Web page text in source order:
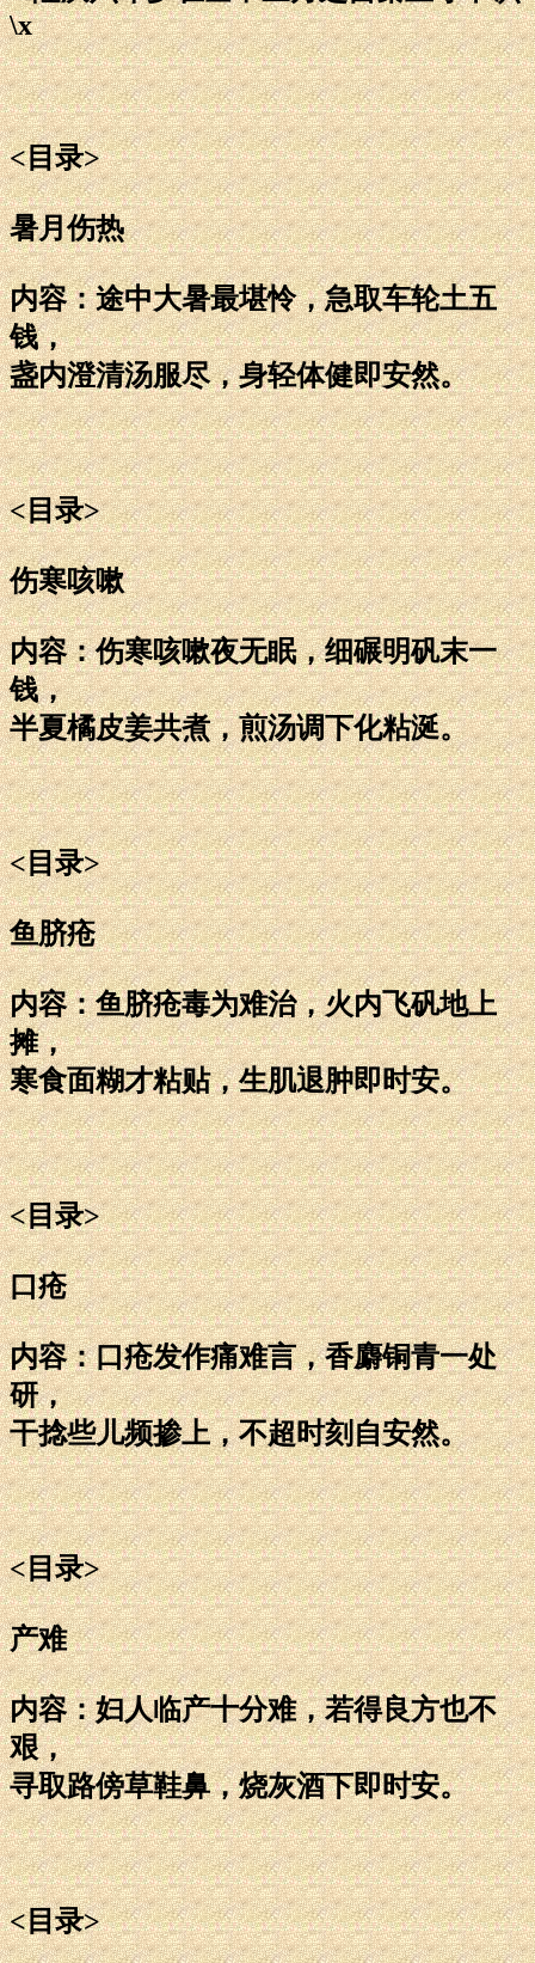
\x
<目录>
暑月伤热
内容：途中大暑最堪怜，急取车轮土五
钱，
盏内澄清汤服尽，身轻体健即安然。
<目录>
伤寒咳嗽
内容：伤寒咳嗽夜无眠，细碾明矾末一
钱，
半夏橘皮姜共煮，煎汤调下化粘涎。
<目录>
鱼脐疮
内容：鱼脐疮毒为难治，火内飞矾地上
摊，
寒食面糊才粘贴，生肌退肿即时安。
<目录>
口疮
内容：口疮发作痛难言，香麝铜青一处
研，
干捻些儿频掺上，不超时刻自安然。
<目录>
产难
内容：妇人临产十分难，若得良方也不
艰，
寻取路傍草鞋鼻，烧灰酒下即时安。
<目录>